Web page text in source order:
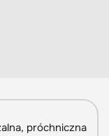
próchniczna